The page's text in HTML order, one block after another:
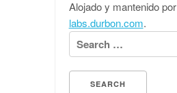
Alojado y mantenido por
labs.durbon.com.
Search for: